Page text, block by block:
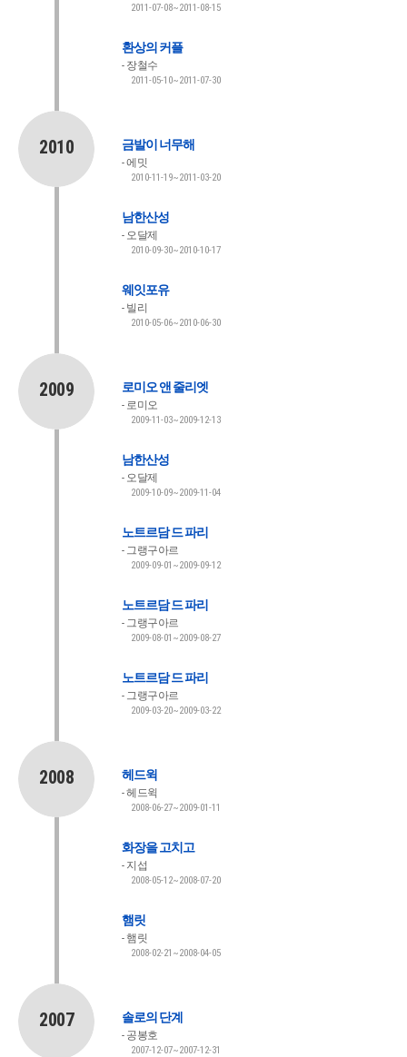
2011-07-08~2011-08-15
환상의 커플
장철수
2011-05-10~2011-07-30
2010 금발이 너무해
에밋
2010-11-19~2011-03-20
남한산성
오달제
2010-09-30~2010-10-17
웨잇포유
빌리
2010-05-06~2010-06-30
2009 로미오 앤 줄리엣
로미오
2009-11-03~2009-12-13
남한산성
오달제
2009-10-09~2009-11-04
노트르담 드 파리
그랭구아르
2009-09-01~2009-09-12
노트르담 드 파리
그랭구아르
2009-08-01~2009-08-27
노트르담 드 파리
그랭구아르
2009-03-20~2009-03-22
2008 헤드윅
헤드윅
2008-06-27~2009-01-11
화장을 고치고
지섭
2008-05-12~2008-07-20
햄릿
햄릿
2008-02-21~2008-04-05
2007 솔로의 단계
공봉호
2007-12-07~2007-12-31